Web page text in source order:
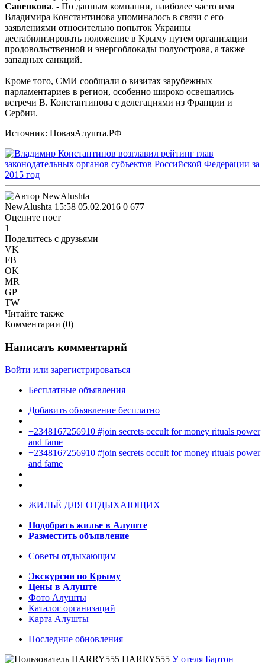
Савенкова. - По данным компании, наиболее часто имя
Владимира Константинова упоминалось в связи с его
заявлениями относительно попыток Украины
дестабилизировать положение в Крыму путем организации
продовольственной и энергоблокады полуострова, а также
западных санкций.
Кроме того, СМИ сообщали о визитах зарубежных
парламентариев в регион, особенно широко освещались
встречи В. Константинова с делегациями из Франции и
Сербии.
Источник: НоваяАлушта.РФ
NewAlushta 15:58 05.02.2016 0 677
Оцените пост
1
Поделитесь с друзьями
VK
FB
OK
MR
GP
TW
Читайте также
Комментарии (0)
Написать комментарий
Войти или зарегистрироваться
Бесплатные объявления
Добавить объявление бесплатно
+2348167256910 #join secrets occult for money rituals power
and fame
+2348167256910 #join secrets occult for money rituals power
and fame
ЖИЛЬЁ ДЛЯ ОТДЫХАЮЩИХ
Подобрать жилье в Алуште
Разместить объявление
Советы отдыхающим
Экскурсии по Крыму
Цены в Алуште
Фото Алушты
Каталог организаций
Карта Алушты
Последние обновления
HARRY555 У отеля Бартон